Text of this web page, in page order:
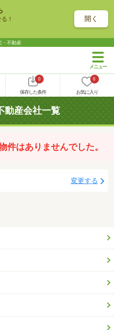
！ 開く
・不動産
0
保存した条件
0
お気に入り
動産会社一覧
件はありませんでした。
変更する